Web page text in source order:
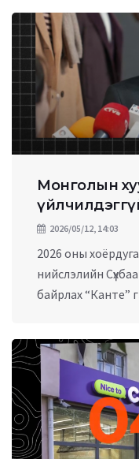
Монголын
2026/05/12, 14:03
2026 оны
нийслэлийн
байрлах “Канте”